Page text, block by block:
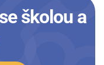
školou a